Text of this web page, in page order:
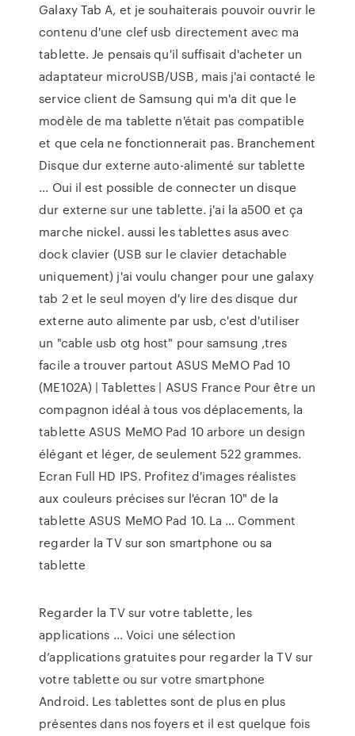
Galaxy Tab A, et je souhaiterais pouvoir ouvrir le
contenu d'une clef usb directement avec ma
tablette. Je pensais qu'il suffisait d'acheter un
adaptateur microUSB/USB, mais j'ai contacté le
service client de Samsung qui m'a dit que le
modèle de ma tablette n'était pas compatible
et que cela ne fonctionnerait pas. Branchement
Disque dur externe auto-alimenté sur tablette
... Oui il est possible de connecter un disque
dur externe sur une tablette. j'ai la a500 et ça
marche nickel. aussi les tablettes asus avec
dock clavier (USB sur le clavier detachable
uniquement) j'ai voulu changer pour une galaxy
tab 2 et le seul moyen d'y lire des disque dur
externe auto alimente par usb, c'est d'utiliser
un "cable usb otg host" pour samsung ,tres
facile a trouver partout ASUS MeMO Pad 10
(ME102A) | Tablettes | ASUS France Pour être un
compagnon idéal à tous vos déplacements, la
tablette ASUS MeMO Pad 10 arbore un design
élégant et léger, de seulement 522 grammes.
Ecran Full HD IPS. Profitez d'images réalistes
aux couleurs précises sur l'écran 10" de la
tablette ASUS MeMO Pad 10. La … Comment
regarder la TV sur son smartphone ou sa
tablette
Regarder la TV sur votre tablette, les
applications ... Voici une sélection
d’applications gratuites pour regarder la TV sur
votre tablette ou sur votre smartphone
Android. Les tablettes sont de plus en plus
présentes dans nos foyers et il est quelque fois